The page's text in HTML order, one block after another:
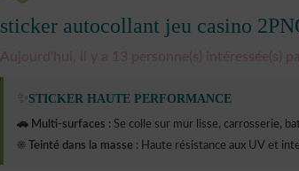
sticker autocollant jeu casino
Aujourd'hui, il y a 13 personne(s) intéressée(s)
STICKER HAUTE PERFORMANCE
🚗 Multi-surfaces : Se colle sur mur lisse, carrosserie,
☀️ Teinté dans la masse : Haute résistance aux UV et